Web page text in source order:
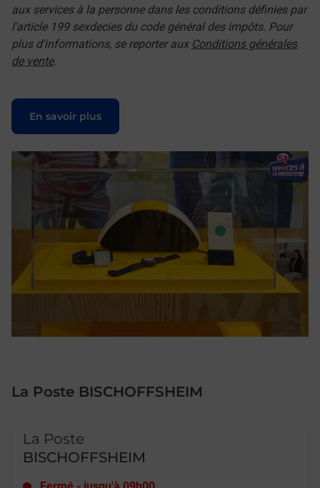
aux services à la personne dans les conditions définies par
l'article 199 sexdecies du code général des impôts. Pour
plus d'informations, se reporter aux Conditions générales
de vente.
En savoir plus
Le lien s'ouvre dans un nouvel onglet
La Poste BISCHOFFSHEIM
La Poste
BISCHOFFSHEIM